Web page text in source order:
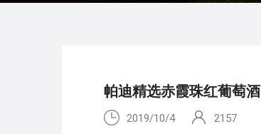
帕迪精选赤霞珠红葡萄酒
2019/10/4 2157